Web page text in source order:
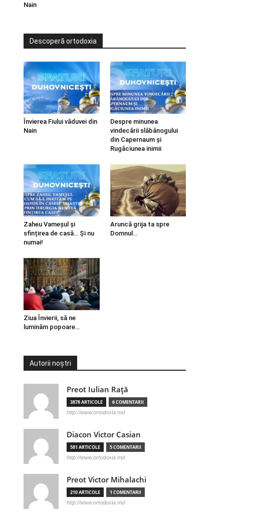
Nain
Descoperă ortodoxia
Învierea Fiului văduvei din
Nain
Despre minunea
vindecării slăbănogului
din Capernaum și
Rugăciunea inimii
Zaheu Vameșul și
sfințirea de casă… Și nu
numai!
Aruncă grija ta spre
Domnul…
Ziua Învierii, să ne
luminăm popoare…
Autorii noștri
Preot Iulian Raţă
3878 ARTICOLE 6 COMENTARII
http://www.ortodoxia.md
Diacon Victor Casian
581 ARTICOLE 5 COMENTARII
http://www.ortodoxia.md
Preot Victor Mihalachi
210 ARTICOLE 1 COMENTARII
http://www.ortodoxia.md